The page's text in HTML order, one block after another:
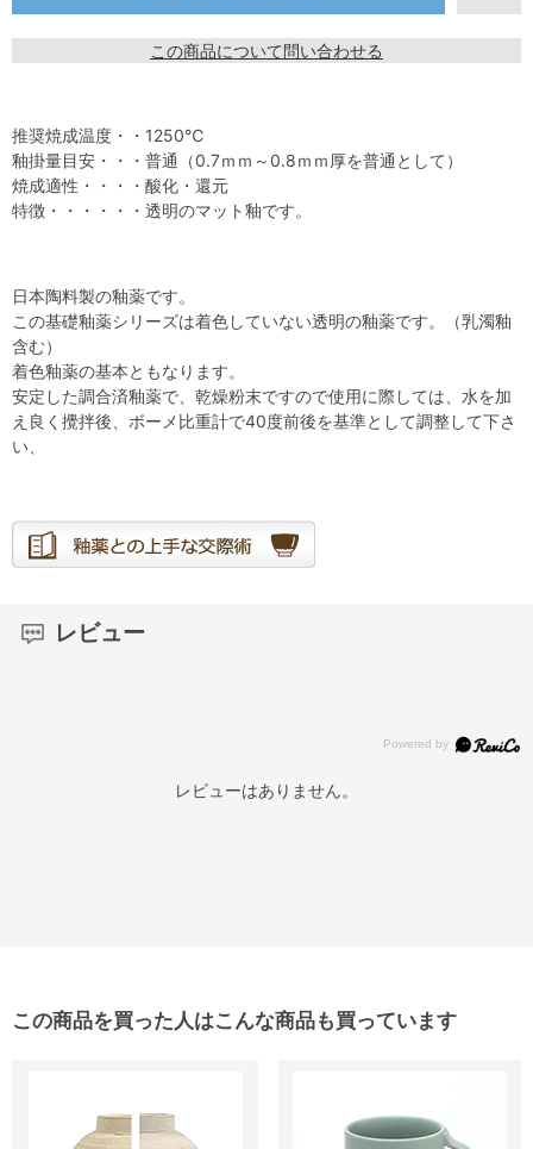
この商品について問い合わせる
推奨焼成温度・・1250℃
釉掛量目安・・・普通（0.7ｍｍ～0.8ｍｍ厚を普通として）
焼成適性・・・・酸化・還元
特徴・・・・・・透明のマット釉です。
日本陶料製の釉薬です。
この基礎釉薬シリーズは着色していない透明の釉薬です。（乳濁釉
含む）
着色釉薬の基本ともなります。
安定した調合済釉薬で、乾燥粉末ですので使用に際しては、水を加
え良く攪拌後、ボーメ比重計で40度前後を基準として調整して下さ
い、
レビュー
レビューはありません。
この商品を買った人はこんな商品も買っています